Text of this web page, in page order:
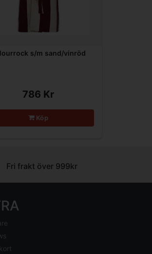
s/m sand/vinröd
786 Kr
Köp
Fri frakt över 999kr